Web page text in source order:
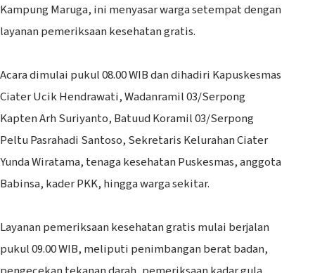
Kampung Maruga, ini menyasar warga setempat dengan
layanan pemeriksaan kesehatan gratis.
‎Acara dimulai pukul 08.00 WIB dan dihadiri Kapuskesmas
Ciater Ucik Hendrawati, Wadanramil 03/Serpong
Kapten Arh Suriyanto, Batuud Koramil 03/Serpong
Peltu Pasrahadi Santoso, Sekretaris Kelurahan Ciater
Yunda Wiratama, tenaga kesehatan Puskesmas, anggota
Babinsa, kader PKK, hingga warga sekitar.
‎Layanan pemeriksaan kesehatan gratis mulai berjalan
pukul 09.00 WIB, meliputi penimbangan berat badan,